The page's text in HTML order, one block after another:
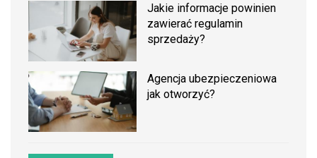
Jakie informacje powinien
zawierać regulamin
sprzedaży?
Agencja ubezpieczeniowa
jak otworzyć?